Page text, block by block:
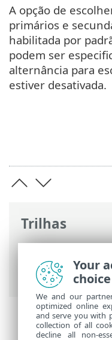
Trilhas
Ajuda on-line
Security >
Atualização>
A opção de
primários e
habilitada por
podem ser
alternância para
estiver desativada.
Your
choice
We and our
optimized online
and serve you with
collection of all
decline all non-